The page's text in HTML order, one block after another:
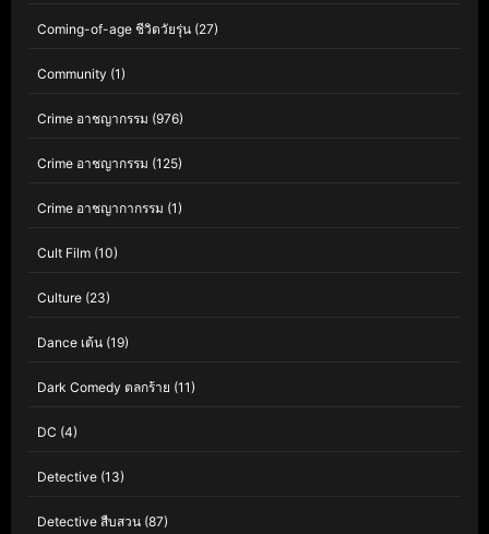
Coming-of-age ชีวิตวัยรุ่น (27)
Community (1)
Crime อาชญากรรม (976)
Crime อาชญากรรม (125)
Crime อาชญากากรรม (1)
Cult Film (10)
Culture (23)
Dance เต้น (19)
Dark Comedy ตลกร้าย (11)
DC (4)
Detective (13)
Detective สืบสวน (87)